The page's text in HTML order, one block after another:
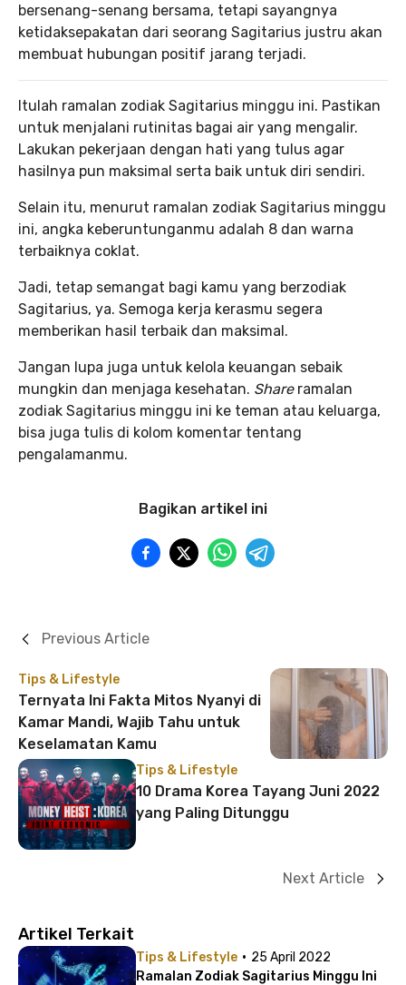
bersenang-senang bersama, tetapi sayangnya
ketidaksepakatan dari seorang Sagitarius justru akan
membuat hubungan positif jarang terjadi.
Itulah ramalan zodiak Sagitarius minggu ini. Pastikan
untuk menjalani rutinitas bagai air yang mengalir.
Lakukan pekerjaan dengan hati yang tulus agar
hasilnya pun maksimal serta baik untuk diri sendiri.
Selain itu, menurut ramalan zodiak Sagitarius minggu
ini, angka keberuntunganmu adalah 8 dan warna
terbaiknya coklat.
Jadi, tetap semangat bagi kamu yang berzodiak
Sagitarius, ya. Semoga kerja kerasmu segera
memberikan hasil terbaik dan maksimal.
Jangan lupa juga untuk kelola keuangan sebaik
mungkin dan menjaga kesehatan. Shareramalan
zodiak Sagitarius minggu ini ke teman atau keluarga,
bisa juga tulis di kolom komentar tentang
pengalamanmu.
Bagikan artikel ini
Tips & Lifestyle
Ternyata Ini Fakta Mitos Nyanyi di
Kamar Mandi, Wajib Tahu untuk
Keselamatan Kamu
Previous Article
Tips & Lifestyle
10 Drama Korea Tayang Juni 2022
yang Paling Ditunggu
Next Article
Artikel Terkait
Tips & Lifestyle · 25 April 2022
Ramalan Zodiak Sagitarius Minggu Ini